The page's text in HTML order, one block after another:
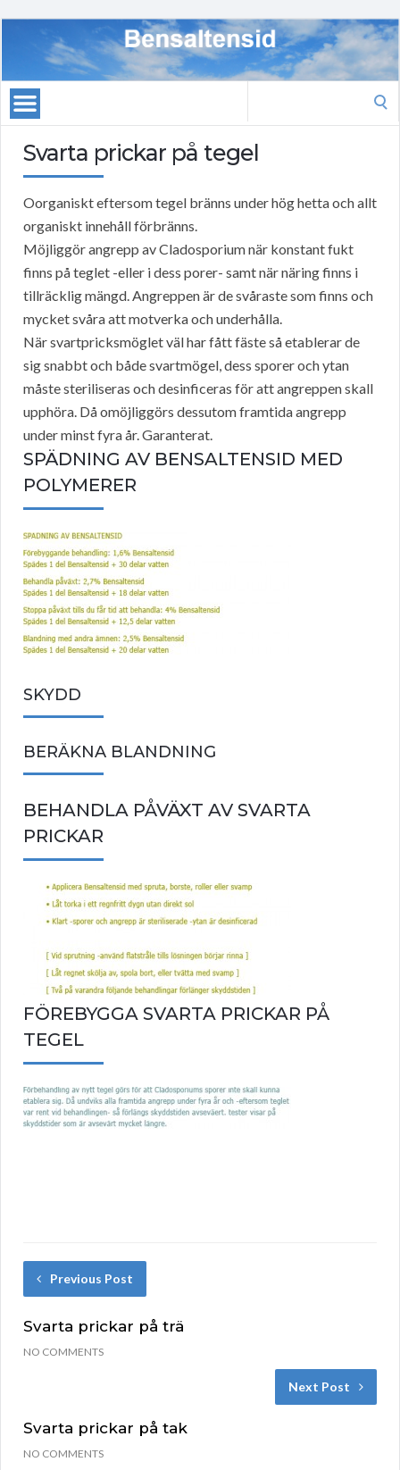
Svarta prickar på tegel
Oorganiskt eftersom tegel bränns under hög hetta och allt
organiskt innehåll förbränns.
Möjliggör angrepp av Cladosporium när konstant fukt
finns på teglet -eller i dess porer- samt när näring finns i
tillräcklig mängd. Angreppen är de svåraste som finns och
mycket svåra att motverka och underhålla.
När svartpricksmöglet väl har fått fäste så etablerar de
sig snabbt och både svartmögel, dess sporer och ytan
måste steriliseras och desinficeras för att angreppen skall
upphöra. Då omöjliggörs dessutom framtida angrepp
under minst fyra år. Garanterat.
SPÄDNING AV BENSALTENSID MED
POLYMERER
SKYDD
BERÄKNA BLANDNING
BEHANDLA PÅVÄXT AV SVARTA
PRICKAR
FÖREBYGGA SVARTA PRICKAR PÅ
TEGEL
Previous Post
Svarta prickar på trä
NO COMMENTS
Next Post
Svarta prickar på tak
NO COMMENTS